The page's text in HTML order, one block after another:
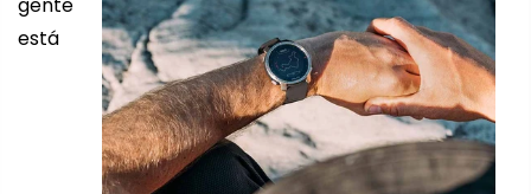
está